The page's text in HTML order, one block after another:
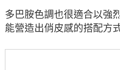
多巴胺色調也很適合以強
能營造出俏皮感的搭配方